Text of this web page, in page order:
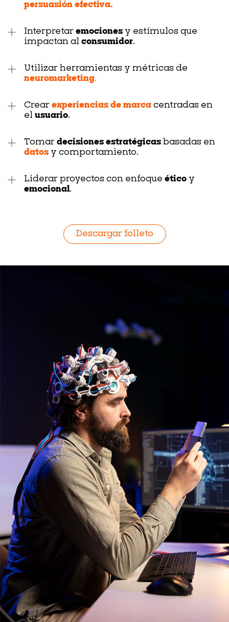
persuasión efectiva.
Interpretar emociones y estímulos que
impactan al consumidor.
Utilizar herramientas y métricas de
neuromarketing.
Crear experiencias de marca centradas en
el usuario.
Tomar decisiones estratégicas basadas en
datos y comportamiento.
Liderar proyectos con enfoque ético y
emocional.
Descargar folleto